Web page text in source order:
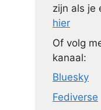
zijn als je
hier
Of volg
kanaal:
Bluesky
Fediverse